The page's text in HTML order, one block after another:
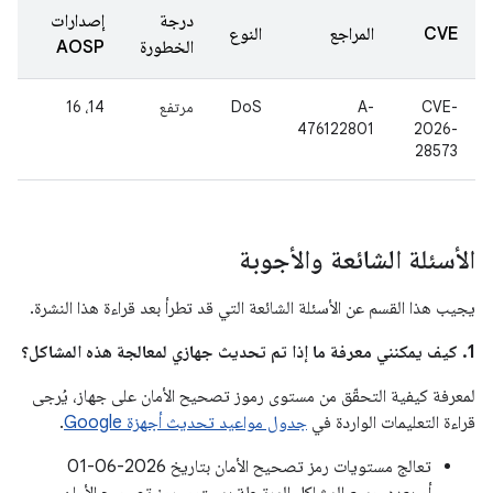
CVE المراجع النوع
درجة
الخطورة
إصدارات
AOSP
CVE-
2026-
28573
A-
476122801
DoS مرتفع ‫14، 16
الأسئلة الشائعة والأجوبة
يجيب هذا القسم عن الأسئلة الشائعة التي قد تطرأ بعد قراءة هذا النشرة.
1. كيف يمكنني معرفة ما إذا تم تحديث جهازي لمعالجة هذه المشاكل؟
لمعرفة كيفية التحقّق من مستوى رموز تصحيح الأمان على جهاز، يُرجى
قراءة التعليمات الواردة في جدول مواعيد تحديث أجهزة Google
.
تعالج مستويات رمز تصحيح الأمان بتاريخ 2026-06-01